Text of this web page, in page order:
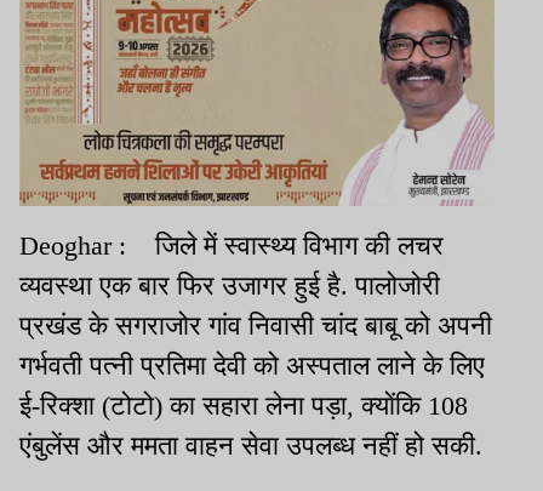
Deoghar :
जिले में स्वास्थ्य विभाग की लचर
व्यवस्था एक बार फिर उजागर हुई है.पालोजोरी
प्रखंडकेसगराजोर गांव निवासी चांद बाबू को अपनी
गर्भवती पत्नी प्रतिमा देवी को अस्पताल लाने के लिए
ई-रिक्शा (टोटो) का सहारा लेना पड़ा, क्योंकि 108
एंबुलेंस और ममता वाहन सेवा उपलब्ध नहीं हो सकी.